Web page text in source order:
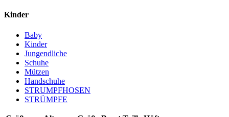
Kinder
Baby
Kinder
Jungendliche
Schuhe
Mützen
Handschuhe
STRUMPFHOSEN
STRÜMPFE